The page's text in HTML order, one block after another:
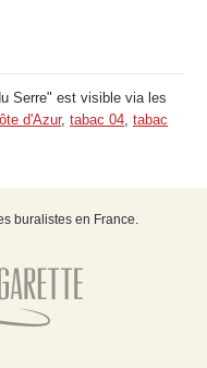
Serre" est visible via les
d'Azur, tabac 04, tabac
buralistes en France.